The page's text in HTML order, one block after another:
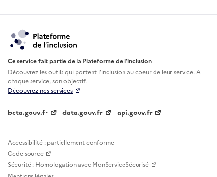
Ce service fait partie de la Plateforme de l’inclusion
Découvrez les outils qui portent l'inclusion aucoeur de leur service. A
chaque service, son objectif.
Découvrez nos services
beta.gouv.fr data.gouv.fr api.gouv.fr
Accessibilité : partiellement conforme
Code source
Sécurité : Homologation avec MonServiceSécurisé